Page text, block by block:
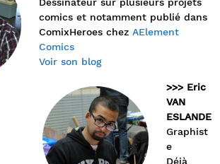
comics et notamment publié dans
ComixHeroes chez AElement
Comics
Voir son blog
>>> Eric
VAN
ESLANDE
Graphist
e
Déjà